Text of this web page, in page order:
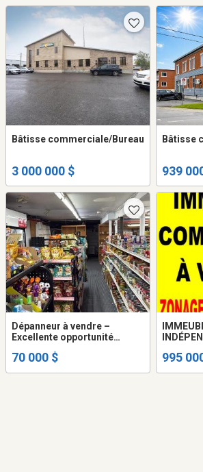
Bâtisse commerciale/Bureau
3 000 000 $
Bâtisse
939
Dépanneur à vendre –
Excellente opportunité
70 000 $ 995